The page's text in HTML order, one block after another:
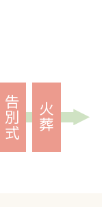
告別式 火葬